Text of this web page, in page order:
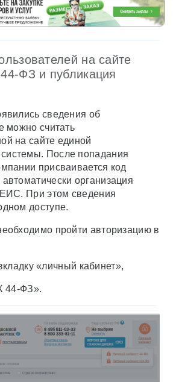
на сайте
ФЗ и публикация
сведения об
можно считать
на сайте единой
После попадания
присваивается код
организация
ЕИС. При этом сведения
доступе.
пройти авторизацию в
«личный кабинет»,
ФЗ».